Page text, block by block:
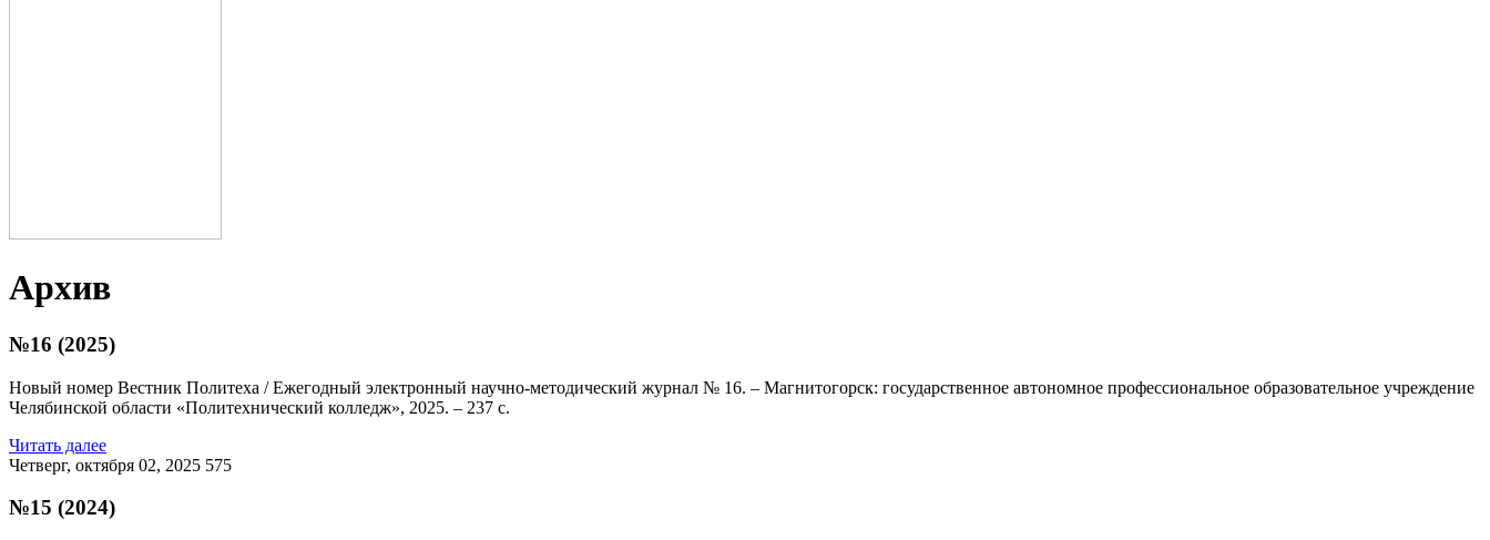
Архив
№16 (2025)
Новый номер Вестник Политеха / Ежегодный электронный научно-методический журнал № 16. – Магнитогорск: государственное автономное профессиональное образовательное учреждение
Челябинской области «Политехнический колледж», 2025. – 237 с.
Читать далее
Четверг, октября 02, 2025 575
№15 (2024)